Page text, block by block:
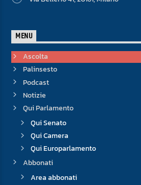
MENU
Ascolta
Palinsesto
Podcast
Notizie
Qui Parlamento
Qui Senato
Qui Camera
Qui Europarlamento
Abbonati
Area abbonati